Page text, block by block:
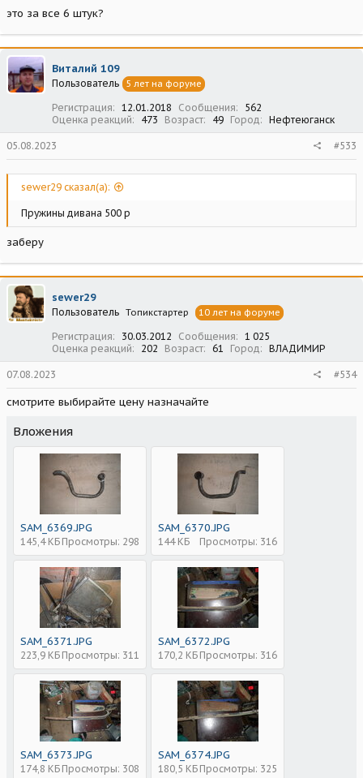
это за все 6 штук?
Виталий 109
Пользователь 5 лет на форуме
Регистрация 12.01.2018 Сообщения
562
Оценка реакций
473 Возраст 49 Город Нефтеюганск
05.08.2023 #533
sewer29 сказал(а):
Пружины дивана 500 р
заберу
sewer29
Пользователь Топикстартер 10 лет на форуме
Регистрация 30.03.2012 Сообщения
1 025
Оценка реакций
202 Возраст 61 Город ВЛАДИМИР
07.08.2023 #534
смотрите выбирайте цену назначайте
Вложения
SAM_6369.JPG
145,4 КБ Просмотры: 298
SAM_6370.JPG
144 КБ Просмотры: 316
SAM_6371.JPG
223,9 КБ Просмотры: 311
SAM_6372.JPG
170,2 КБ Просмотры: 316
SAM_6373.JPG
174,8 КБ Просмотры: 308
SAM_6374.JPG
180,5 КБ Просмотры: 325